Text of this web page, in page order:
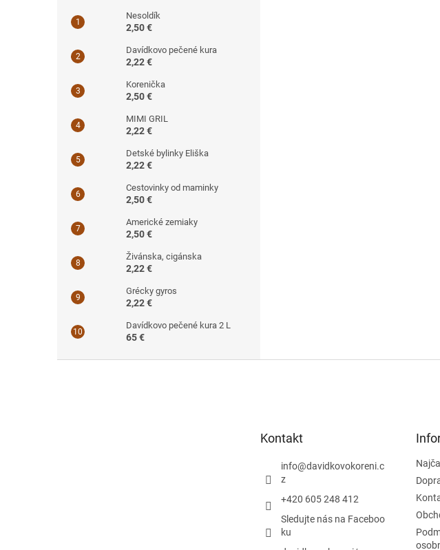
Nesoldík
2,50 €
Davídkovo pečené kura
2,22 €
Korenička
2,50 €
MIMI GRIL
2,22 €
Detské bylinky Eliška
2,22 €
Cestovinky od maminky
2,50 €
Americké zemiaky
2,50 €
Živánska, cigánska
2,22 €
Grécky gyros
2,22 €
Davídkovo pečené kura 2 L
65 €
Kontakt
info@davidkovokoreni.c
z
+420 605 248 412
Sledujte nás na Faceboo
ku